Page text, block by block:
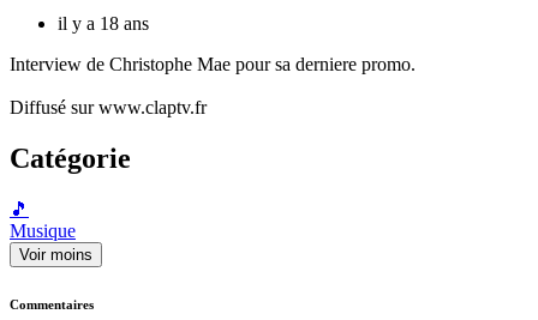
il y a 18 ans
Interview de Christophe Mae pour sa derniere promo.
Diffusé sur www.claptv.fr
Catégorie
🎵
Musique
Voir moins
Commentaires